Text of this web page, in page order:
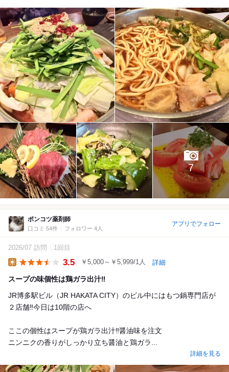
7
ポンコツ薬剤師
口コミ 54件 フォロワー 4人
アプリでフォロー
2026/07 訪問 1回目
3.5 ￥5,000～￥5,999/1人 詳細
スープの味個性は鶏ガラ出汁‼️
JR博多駅ビル（JR HAKATA CITY）のビル中にはもつ鍋専門店が
２店舗‼️今日は10階の店へ
ここの個性はスープが鶏ガラ出汁‼️醤油味を注文
ニンニクの香りがしっかり立ち醤油と鶏ガラ...
詳細を見る